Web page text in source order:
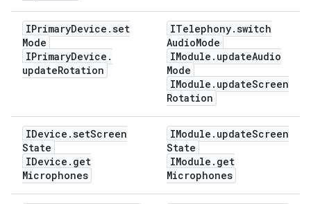
IPrimaryDevice .set
Mode
IPrimaryDevice .
updateRotation
ITelephony.switch
AudioMode
IModule . updateAudio
Mode
IModule . updateScreen
Rotation
IDevice .setScreen
State
IDevice . get
Microphones
IModule . updateScreen
State
IModule . get
Microphones